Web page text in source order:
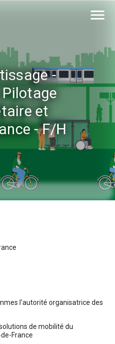
menu
-
Pilotage
et
- F/H
l'autorité organisatrice des
de mobilité du
France